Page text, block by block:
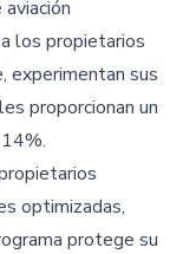
los propietarios
experimentan sus
proporcionan un
optimizadas,
protege su